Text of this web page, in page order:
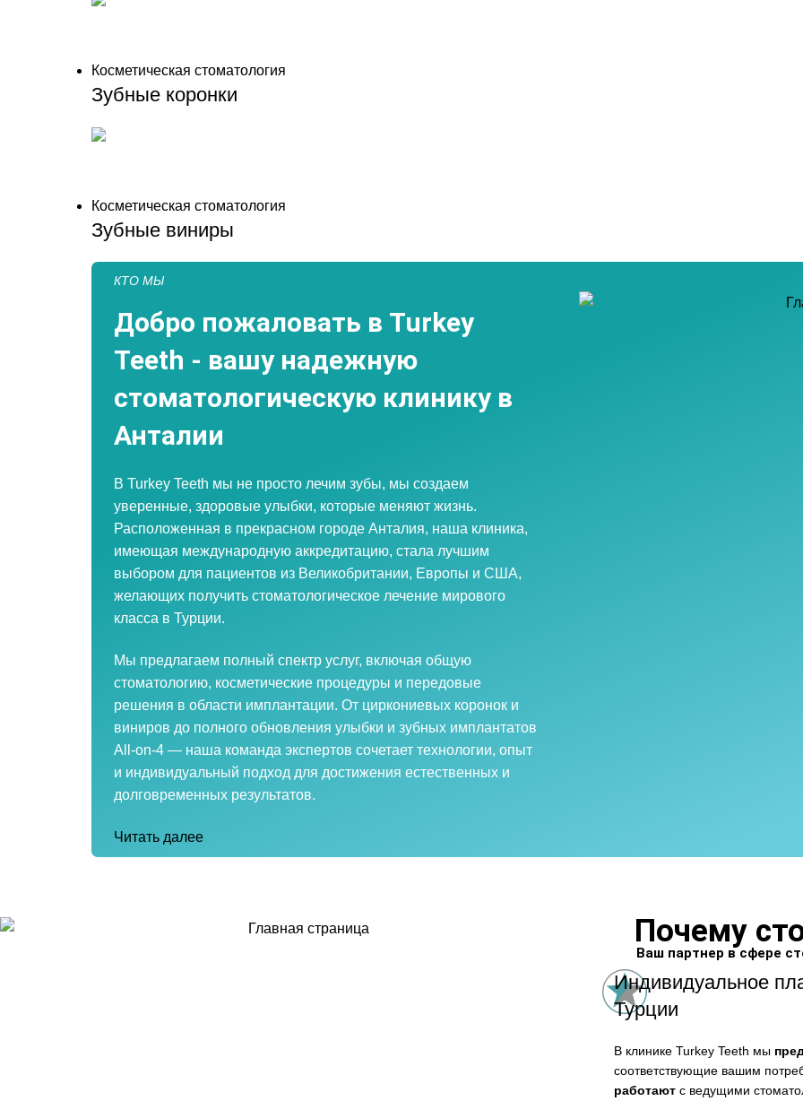
Косметическая стоматология
Зубные коронки
Косметическая стоматология
Зубные виниры
КТО МЫ
Добро пожаловать в Turkey
Teeth - вашу надежную
стоматологическую клинику в
Анталии
В Turkey Teeth мы не просто лечим зубы, мы создаем
уверенные, здоровые улыбки, которые меняют жизнь.
Расположенная в прекрасном городе Анталия, наша клиника,
имеющая международную аккредитацию, стала лучшим
выбором для пациентов из Великобритании, Европы и США,
желающих получить стоматологическое лечение мирового
класса в Турции.
Мы предлагаем полный спектр услуг, включая общую
стоматологию, косметические процедуры и передовые
решения в области имплантации. От циркониевых коронок и
виниров до полного обновления улыбки и зубных имплантатов
All-on-4 — наша команда экспертов сочетает технологии, опыт
и индивидуальный подход для достижения естественных и
долговременных результатов.
Читать далее
Почему
Ваш партнер в сфере
Индивидуальное
Турции
В клинике Turkey Teeth мы
соответствующие вашим
работаютс ведущими